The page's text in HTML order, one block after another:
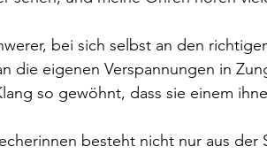
bei sich selbst an den
die eigenen Verspannungen in
so gewöhnt, dass sie einem
besteht nicht nur aus der